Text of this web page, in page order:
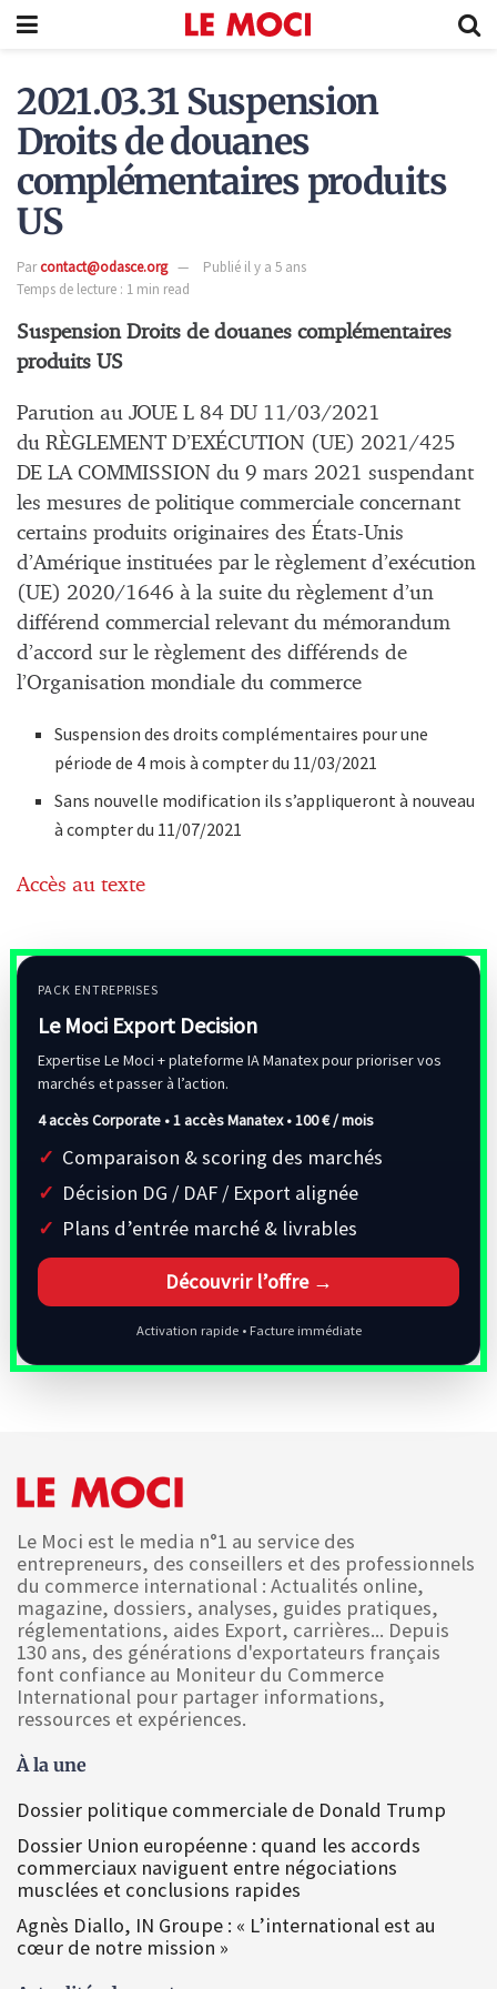
2021.03.31 Suspension
Droits de douanes
complémentaires produits
US
Parcontact@odasce.org
Publié il y a 5 ans
Temps de lecture : 1 min read
Suspension Droits de douanes complémentaires
produits US
Parution au JOUE L 84 DU 11/03/2021
du RÈGLEMENT D’EXÉCUTION (UE) 2021/425
DE LA COMMISSION du 9 mars 2021 suspendant
les mesures de politique commerciale concernant
certains produits originaires des États-Unis
d’Amérique instituées par le règlement d’exécution
(UE) 2020/1646 à la suite du règlement d’un
différend commercial relevant du mémorandum
d’accord sur le règlement des différends de
l’Organisation mondiale du commerce
Suspension des droits complémentaires pour une
période de 4 mois à compter du 11/03/2021
Sans nouvelle modification ils s’appliqueront à nouveau
à compter du 11/07/2021
Accès au texte
PACK ENTREPRISES
Le Moci Export Decision
Expertise Le Moci + plateforme IA Manatex pour prioriser vos
marchés et passer à l’action.
4 accès Corporate • 1 accès Manatex •100 € / mois
Comparaison & scoring des marchés
Décision DG / DAF / Export alignée
Plans d’entrée marché & livrables
Découvrir l’offre →
Activation rapide • Facture immédiate
Le Moci est le media n°1 au service des
entrepreneurs, des conseillers et des professionnels
du commerce international : Actualités online,
magazine, dossiers, analyses, guides pratiques,
réglementations, aides Export, carrières... Depuis
130 ans, des générations d'exportateurs français
font confiance au Moniteur du Commerce
International pour partager informations,
ressources et expériences.
À la une
Dossier politique commerciale de Donald Trump
Dossier Union européenne : quand les accords
commerciaux naviguent entre négociations
musclées et conclusions rapides
Agnès Diallo, IN Groupe : « L’international est au
cœur de notre mission »